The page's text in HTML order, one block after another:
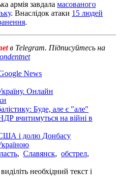
армія завдала масованого
. Внаслідок атаки 15 людей
.
в Telegram. Підписуйтесь на
News
Онлайн
Буде, але є "але"
вчитимуться на війні в
США і долю Донбасу
, Славянск, обстрел,
необхідний текст і